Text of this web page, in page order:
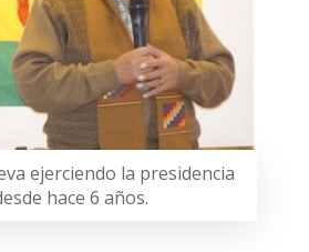
ejerciendo la presidencia
hace 6 años.